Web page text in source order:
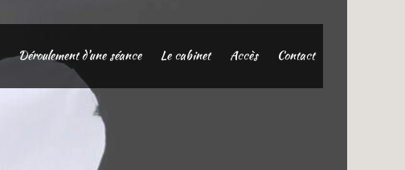
Déroulement d'une séance Le cabinet Accès Contact